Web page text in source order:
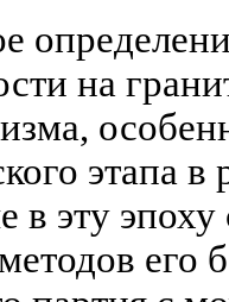
на
этапа в
в эту
его